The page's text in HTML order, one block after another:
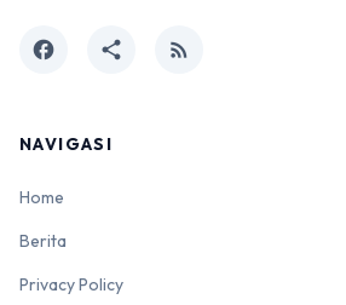
facebook share rss_feed
NAVIGASI
Home
Berita
Privacy Policy